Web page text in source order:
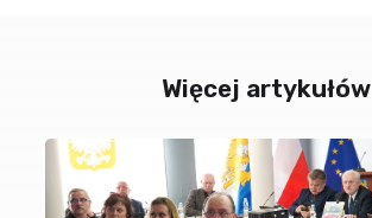
Więcej artykułów